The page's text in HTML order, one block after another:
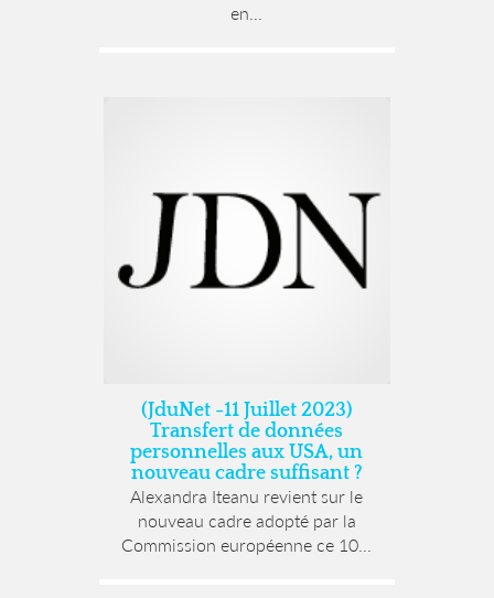
en...
(JduNet -11 Juillet 2023)
Transfert de données
personnelles aux USA, un
nouveau cadre suffisant ?
Alexandra Iteanu revient sur le
nouveau cadre adopté par la
Commission européenne ce 10...